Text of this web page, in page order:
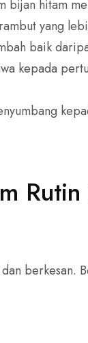
bijan hitam
yang
baik
kepada
Rutin
berkesan.